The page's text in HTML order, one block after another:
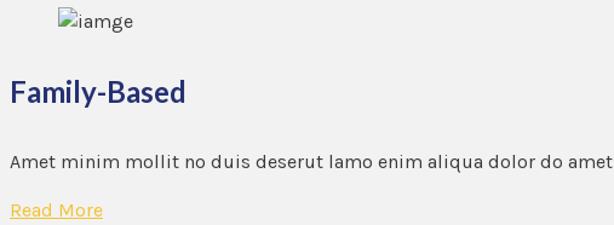
Family-Based
Amet minim mollit no duis deserut lamo enim aliqua dolor do amet
Read More